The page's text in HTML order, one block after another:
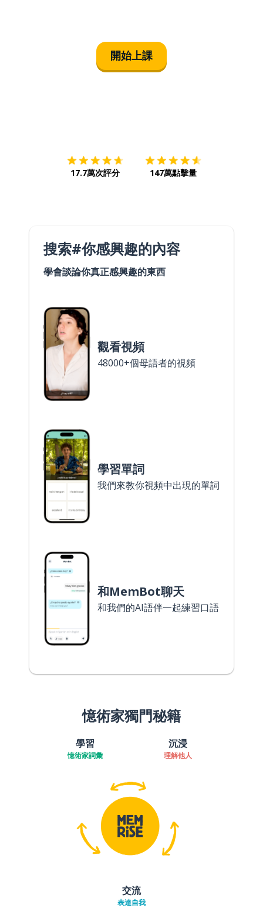
開始上課
17.7萬次評分 147萬點擊量
搜索#你感興趣的內容
學會談論你真正感興趣的東西
觀看視頻
48000+個母語者的視頻
學習單詞
我們來教你視頻中出現的單詞
和MemBot聊天
和我們的AI語伴一起練習口語
憶術家獨門秘籍
學習
憶術家詞彙
沉浸
理解他人
交流
表達自我